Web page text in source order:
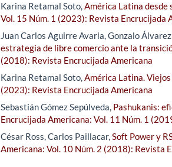
Karina Retamal Soto,América Latina desde
Vol. 15 Núm. 1 (2023): Revista Encrucijada
Juan Carlos Aguirre Avaria, Gonzalo
estrategia de libre comercio ante la
(2018): Revista Encrucijada Americana
Karina Retamal Soto,América Latina.
(2023): Revista Encrucijada Americana
Sebastián Gómez Sepúlveda, Pashukanis:
Encrucijada Americana: Vol. 11 Núm. 1
César Ross, Carlos Paillacar,Soft Power y
Americana: Vol. 10 Núm. 2 (2018): Revista